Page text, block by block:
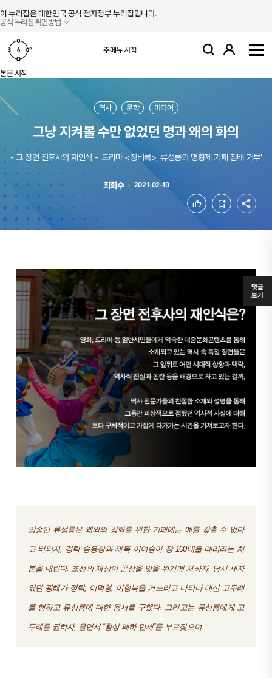
이 누리집은 대한민국 공식 전자정부 누리집입니다.
공식 누리집 확인방법
주메뉴 시작 검색 로그인
본문 시작
역사 문학 미디어
그냥 지켜볼 수만 없었던 명과 왜의 화의
- 그 장면 전후사의 재인식 - '드라마 <징비록>, 류성룡의 명황제 기패 참배 거부'
최희수 2021-02-19
좋아요 북마크
압송된 류성룡은 왜와의 강화를 위한 기패에는 예를 갖출 수 없다
고 버티자, 경략 송응창과 제독 이여송이 장 100대를 때리라는 처
분을 내린다. 조선의 재상이 곤장을 맞을 위기에 처하자, 당시 세자
였던 광해가 정탁, 이덕형, 이항복을 거느리고 나타나 대신 고두례
를 행하고 류성룡에 대한 용서를 구했다. 그리고는 류성룡에게 고
두례를 권하자, 울면서 “황상 폐하 만세”를 부르짖으며 ... ...
댓글
보기